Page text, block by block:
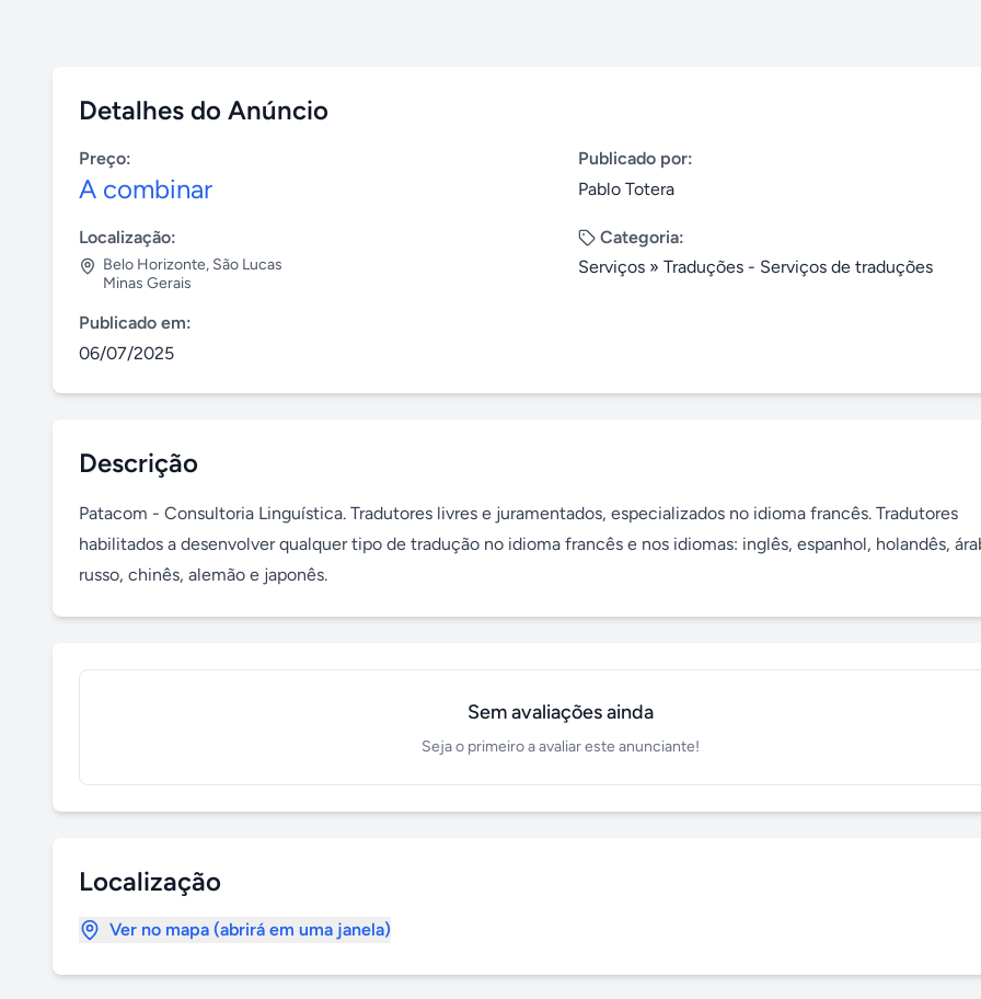
Detalhes do Anúncio
Preço:
A combinar
Publicado por:
Pablo Totera
Localização:
Belo Horizonte, São Lucas
Minas Gerais
Categoria:
Serviços » Traduções - Serviços de traduções
Publicado em:
06/07/2025
Descrição
Patacom - Consultoria Linguística. Tradutores livres e juramentados, especializados no idioma francês. Tradutores
habilitados a desenvolver qualquer tipo de tradução no idioma francês e nos idiomas: inglês, espanhol, holandês,
russo, chinês, alemão e japonês.
Sem avaliações ainda
Seja o primeiro a avaliar este anunciante!
Localização
Ver no mapa (abrirá em uma janela)